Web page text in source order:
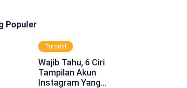
Populer
Tutorial
Wajib Tahu, 6 Ciri
Tampilan Akun
Instagram Yang